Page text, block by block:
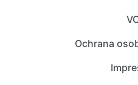
Ochrana